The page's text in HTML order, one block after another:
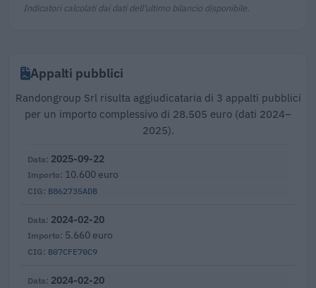
Indicatori calcolati dai dati dell'ultimo bilancio disponibile.
Appalti pubblici
Randongroup Srl risulta aggiudicataria di 3 appalti pubblici
per un importo complessivo di 28.505 euro (dati 2024–
2025).
B862735ADB
2025-09-22
10.600 euro
B07CFE70C9
2024-02-20
5.660 euro
2024-02-20